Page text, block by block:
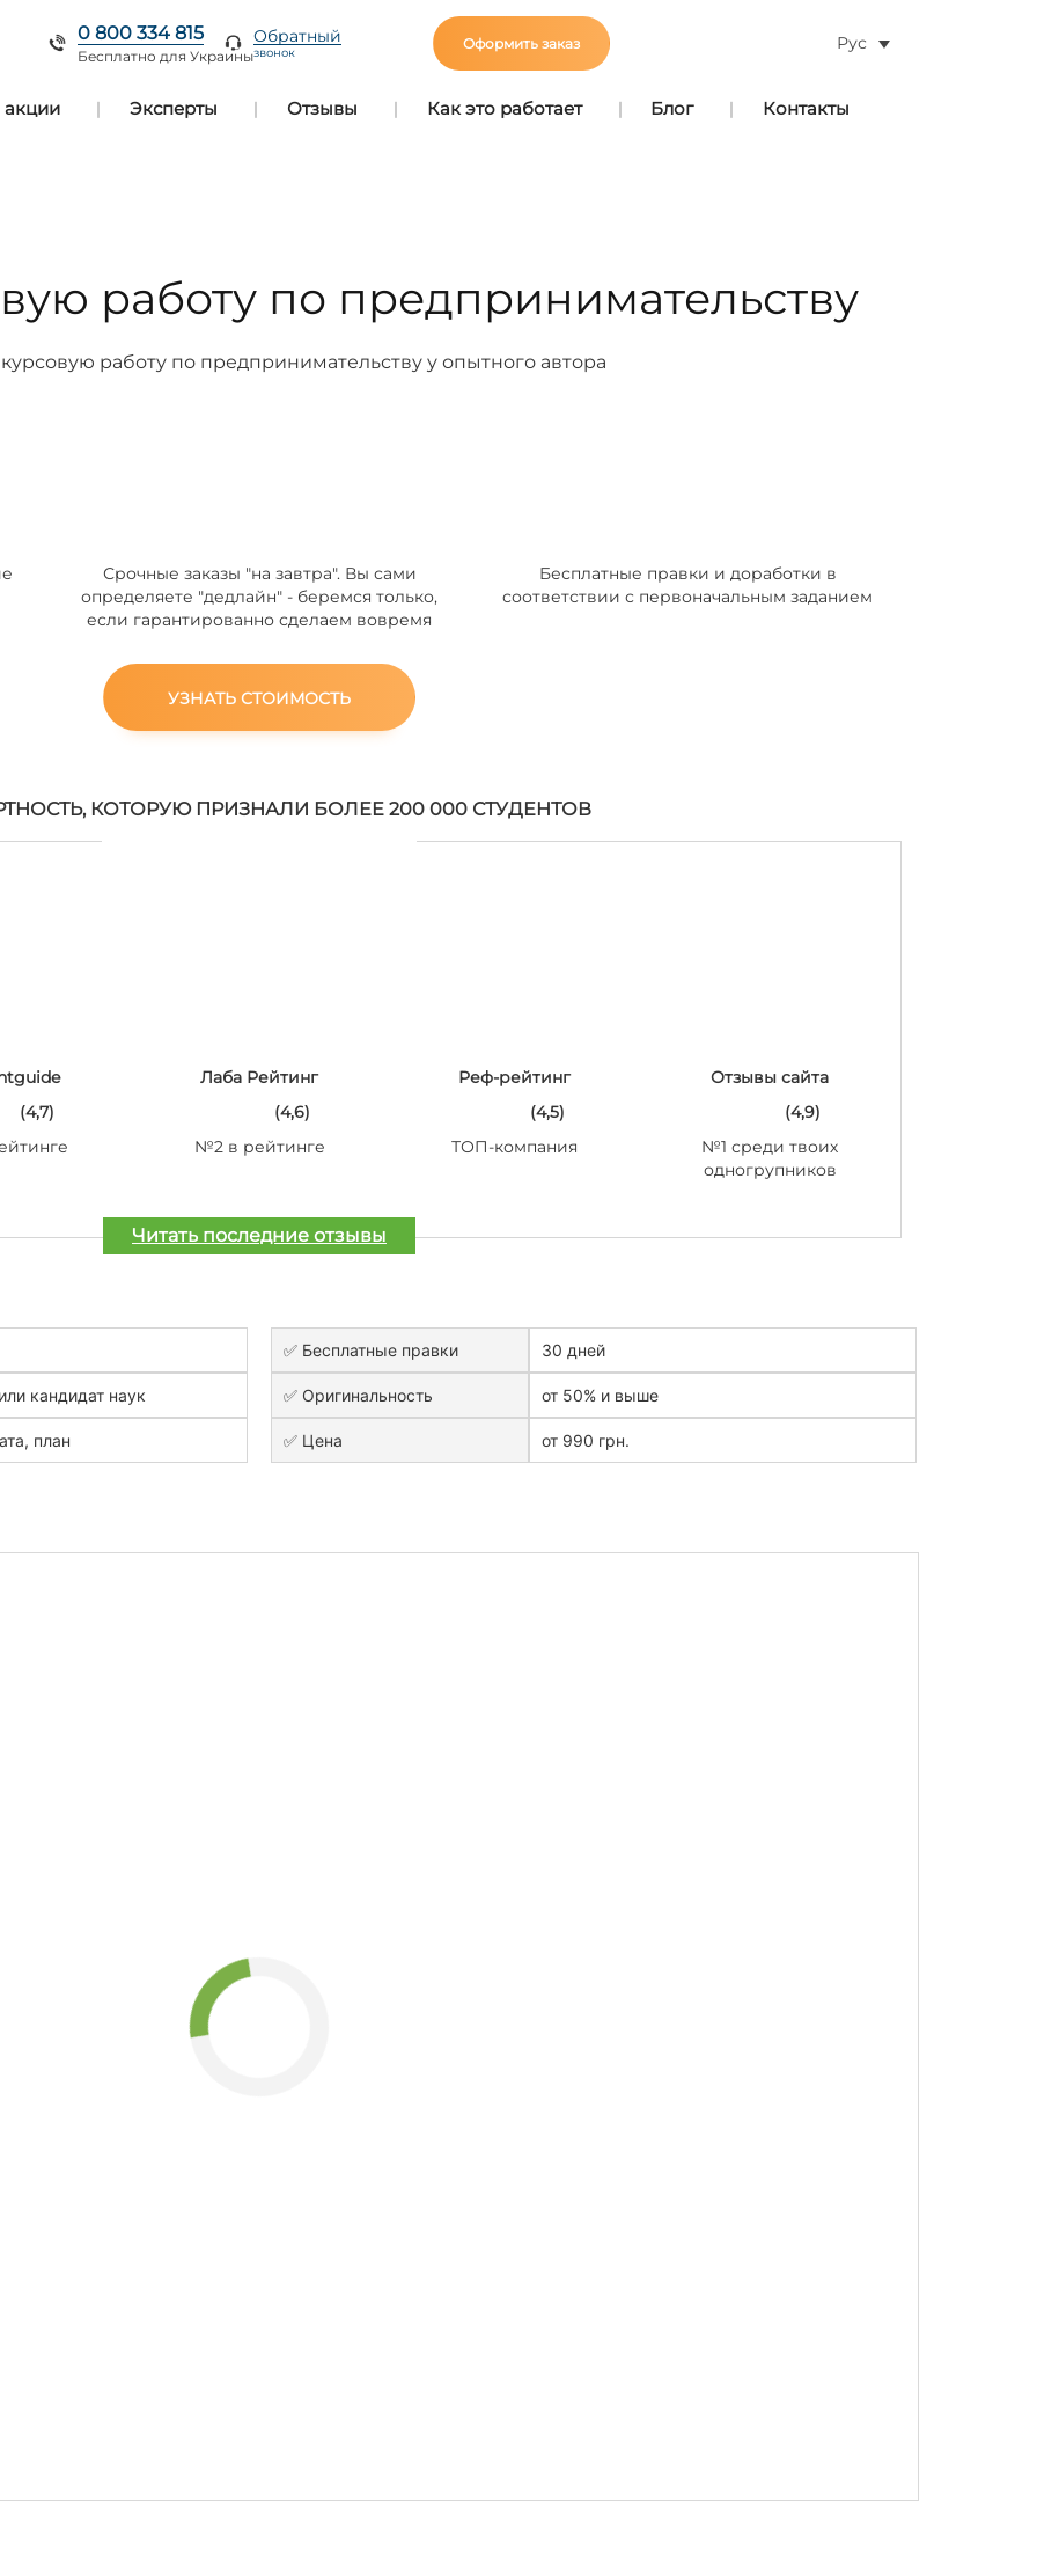
0 800 334 815
Бесплатно для Украины
Обратный
звонок
Оформить заказ Рус
акции Эксперты Отзывы Как это работает Блог Контакты
работу по предпринимательству
курсовую работу по предпринимательству у опытного автора
Срочные заказы "на завтра". Вы сами
определяете "дедлайн" - беремся только,
если гарантированно сделаем вовремя
Бесплатные правки и доработки в
соответствии с первоначальным заданием
УЗНАТЬ СТОИМОСТЬ
КОТОРУЮ ПРИЗНАЛИ БОЛЕЕ 200 000 СТУДЕНТОВ
(4,7)
Лаба Рейтинг
(4,6)
№2 в рейтинге
Реф-рейтинг
(4,5)
ТОП-компания
Отзывы сайта
(4,9)
№1 среди твоих
одногрупников
Читать последние отзывы
✅ Бесплатные правки 30 дней
кандидат наук ✅ Оригинальность от 50% и выше
план ✅ Цена от 990 грн.